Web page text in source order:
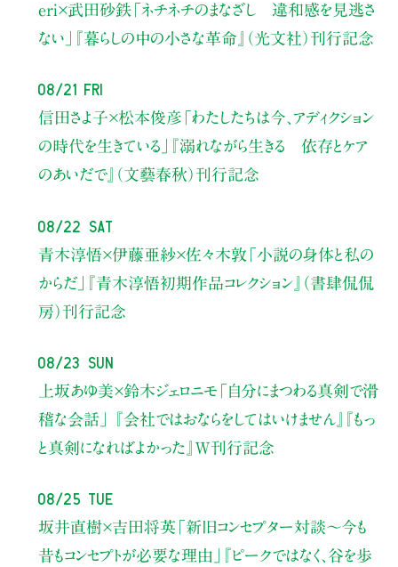
eri×武田砂鉄「ネチネチのまなざし 違和感を見逃さ
ない」
『暮らしの中の小さな革命』（光文社）刊行記念
08/21 Fri
信田さよ子×松本俊彦 「わたしたちは今、アディクション
の時代を生きている」
『溺れながら生きる 依存とケア
のあいだで』（文藝春秋）刊行記念
08/22 Sat
青木淳悟×伊藤亜紗×佐々木敦 「小説の身体と私の
からだ」
『青木淳悟初期作品コレクション』（書肆侃侃
房）刊行記念
08/23 Sun
上坂あゆ美×鈴木ジェロニモ 「自分にまつわる真剣で滑
稽な会話」
『会社ではおならをしてはいけません』『もっ
と真剣になればよかった』W刊行記念
08/25 Tue
坂井直樹×吉田将英「新旧コンセプター対談～今も
昔もコンセプトが必要な理由」
『ピークではなく、谷を歩